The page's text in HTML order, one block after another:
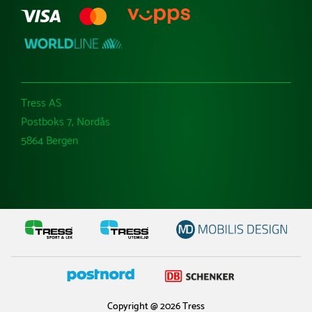
Tress AS
Postboks 7, Nordås
5864 Bergen
Copyright @ 2026 Tress